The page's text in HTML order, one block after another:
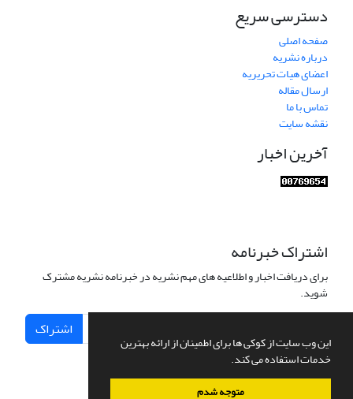
این وب سایت از کوکی ها برای اطمینان از ارائه بهترین
خدمات استفاده می کند.
متوجه شدم
دسترسی سریع
صفحه اصلی
درباره نشریه
اعضای هیات تحریریه
ارسال مقاله
تماس با ما
نقشه سایت
آخرین اخبار
اشتراک خبرنامه
برای دریافت اخبار و اطلاعیه های مهم نشریه در خبرنامه نشریه مشترک
شوید.
اشتراک